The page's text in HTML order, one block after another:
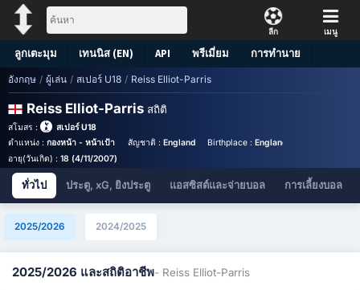
ลีก เมนู
ลูกเตะมุม เทนนิส (EN) API พรีเมี่ยม การทำนาย
อังกฤษ / ผู้เล่น / สเปอร์ U18 / Reiss Elliot-Parris
Reiss Elliot-Parris สถิติ
สโมสร :
สเปอร์ U18
ตำแหน่ง : กองหน้า - หน้าเป้า สัญชาติ : England Birthplace :England - England
อายุ(วันเกิด) : 18 (4/11/2007)
ทั่วไป ประตู, xG, ยิงประตู แอสซิสต์และจ่ายบอล การเลี้ยงบอล
2025/2026 2024/2025
2025/2026 และสถิติอาชีพ- Reiss Elliot-Parris